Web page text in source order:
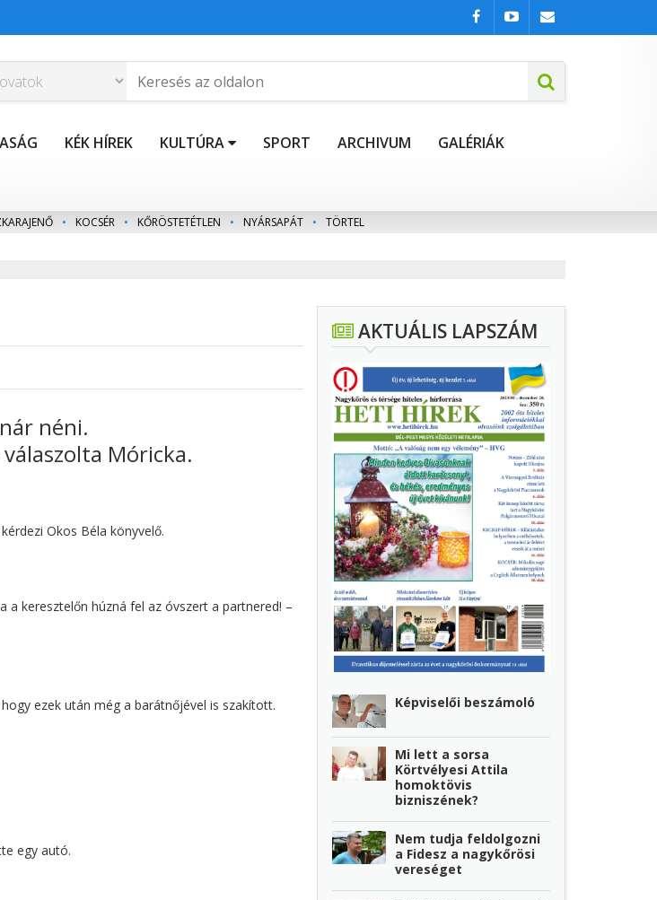
KÉK HÍREK KULTÚRA SPORT ARCHIVUM GALÉRIÁK
• KOCSÉR • KŐRÖSTETÉTLEN • NYÁRSAPÁT • TÖRTEL
néni.
Móricka.
Okos Béla könyvelő.
keresztelőn húzná fel az óvszert a partnered! –
ezek után még a barátnőjével is szakított.
egy autó.
AKTUÁLIS LAPSZÁM
Képviselői beszámoló
Mi lett a sorsa
Körtvélyesi Attila
homoktövis
bizniszének?
Nem tudja feldolgozni
a Fidesz a nagykőrösi
vereséget